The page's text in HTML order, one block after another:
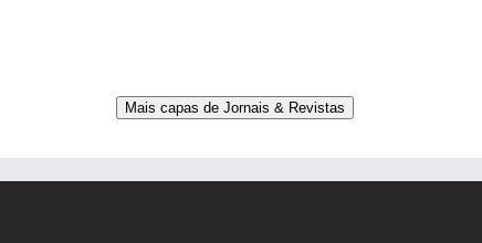
Mais capas de Jornais & Revistas